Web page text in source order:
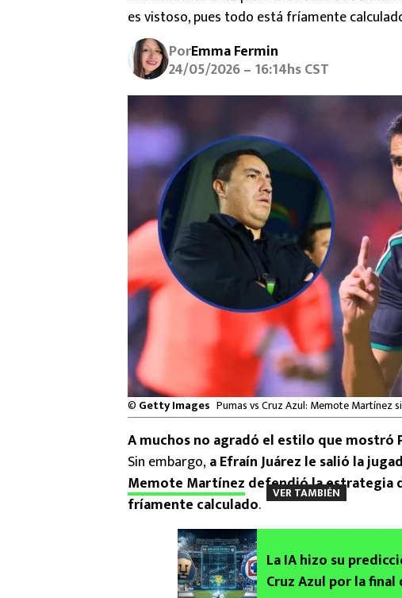
es vistoso, pues todo está fríamente
PorEmma Fermin
24/05/2026 – 16:14hs CST
© Getty Images Pumas vs Cruz Azul: Memote Martínez
A muchos no agradó el estilo que mostró
Sin embargo,a Efraín Juárez le salió la
Memote Martínez defendió la estrategia
fríamente calculado.
VER TAMBIÉN
La IA hizo su
Cruz Azul por la final